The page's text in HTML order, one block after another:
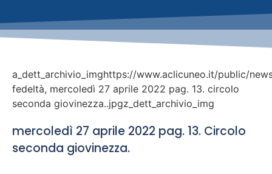
a_dett_archivio_imghttps://www.aclicuneo.it/public/
fedeltà, mercoledì 27 aprile 2022 pag. 13. circolo
seconda giovinezza..jpgz_dett_archivio_img
mercoledì 27 aprile 2022 pag. 13. Circolo
seconda giovinezza.